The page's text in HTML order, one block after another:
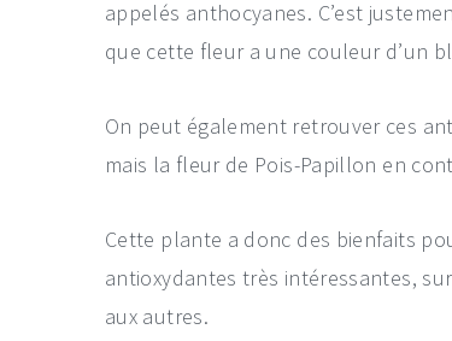
appelés anthocyanes. C’est
que cette fleur a une couleur d’un
On peut également retrouver ces
mais la fleur de Pois-Papillon en
Cette plante a donc des bienfaits
antioxydantes très intéressantes,
aux autres.